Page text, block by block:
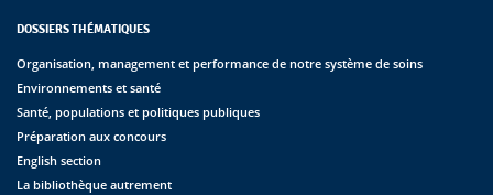
DOSSIERS THÉMATIQUES
Organisation, management et performance de notre système de soins
Environnements et santé
Santé, populations et politiques publiques
Préparation aux concours
English section
La bibliothèque autrement